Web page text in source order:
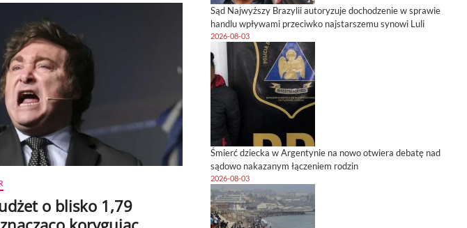
o blisko 1,79
Sąd Najwyższy Brazylii autoryzuje dochodzenie w sprawie
handlu wpływami przeciwko najstarszemu synowi Luli
2026-08-03
Śmierć dziecka w Argentynie na nowo otwiera debatę nad
sądowo nakazanym łączeniem rodzin
2026-08-03